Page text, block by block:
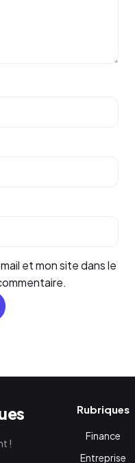
et mon site dans le
!
Rubriques
Finance
Entreprise